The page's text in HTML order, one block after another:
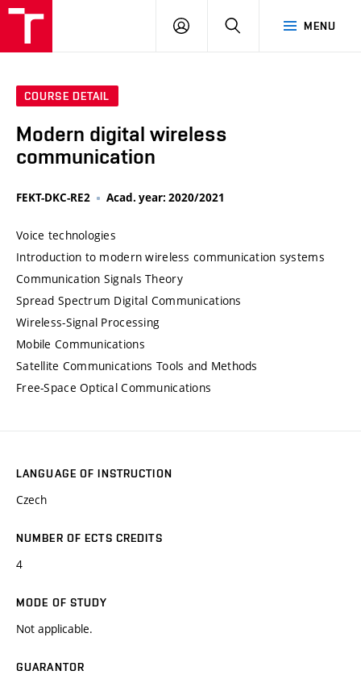
MENU
LOG
SEARCH
COURSE DETAIL
Modern digital wireless
communication
FEKT-DKC-RE2 Acad. year: 2020/2021
Voice technologies
Introduction to modern wireless communication systems
Communication Signals Theory
Spread Spectrum Digital Communications
Wireless-Signal Processing
Mobile Communications
Satellite Communications Tools and Methods
Free-Space Optical Communications
LANGUAGE OF INSTRUCTION
Czech
NUMBER OF ECTS CREDITS
4
MODE OF STUDY
Not applicable.
GUARANTOR